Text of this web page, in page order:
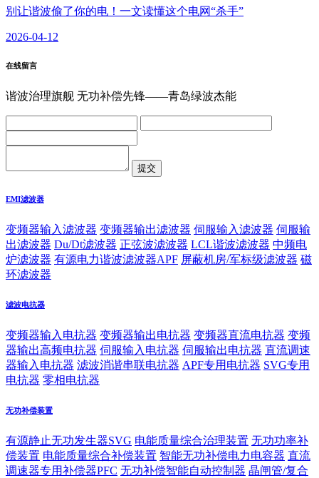
别让谐波偷了你的电！一文读懂这个电网“杀手”
2026-04-12
在线留言
谐波治理旗舰 无功补偿先锋——青岛绿波杰能
EMI滤波器
变频器输入滤波器 变频器输出滤波器 伺服输入滤波器 伺服输
出滤波器 Du/Dt滤波器 正弦波滤波器 LCL谐波滤波器 中频电
炉滤波器 有源电力谐波滤波器APF 屏蔽机房/军标级滤波器 磁
环滤波器
滤波电抗器
变频器输入电抗器 变频器输出电抗器 变频器直流电抗器 变频
器输出高频电抗器 伺服输入电抗器 伺服输出电抗器 直流调速
器输入电抗器 滤波消谐串联电抗器 APF专用电抗器 SVG专用
电抗器 零相电抗器
无功补偿装置
有源静止无功发生器SVG 电能质量综合治理装置 无功功率补
偿装置 电能质量综合补偿装置 智能无功补偿电力电容器 直流
调速器专用补偿器PFC 无功补偿智能自动控制器 晶闸管/复合